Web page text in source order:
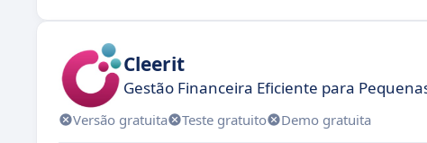
Cleerit
Gestão Financeira Eficiente para
Versão gratuita Teste gratuito Demo gratuita